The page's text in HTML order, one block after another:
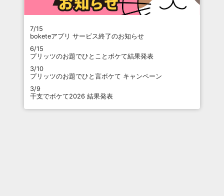
7/15
boketeアプリ サービス終了のお知らせ
6/15
プリッツのお題でひとことボケて結果発表
3/10
プリッツのお題でひと言ボケて キャンペーン
3/9
干支でボケて2026 結果発表